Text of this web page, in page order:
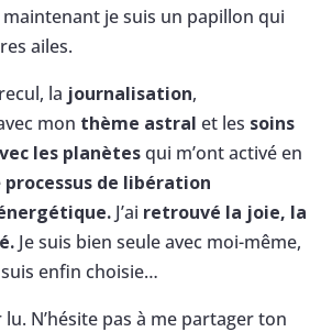
je suis un papillon qui
ailes.
la journalisation,
mon thème astral et les soins
les planètesqui m’ont activé en
processus de libération
J’ai retrouvé la joie, la
Je suis bien seule avec moi-même,
enfin choisie…
lu. N’hésite pas à me partager ton